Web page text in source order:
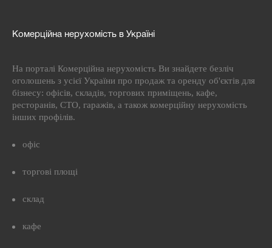
Комерційна нерухомість в Україні
На порталі Комерційна нерухомість Ви знайдете безліч
оголошень з усієї України про продаж та оренду об'єктів для
бізнесу: офісів, складів, торгових приміщень, кафе,
ресторанів, СТО, гаражів, а також комерційну нерухомість
інших профілів.
офіс
торгові площі
склад
кафе